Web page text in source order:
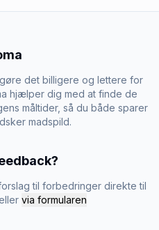
det billigere og lettere for
hjælper dig med at finde de
måltider, så du både sparer
madspild.
til forbedringer direkte til
via formularen